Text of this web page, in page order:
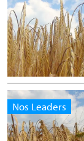
Nos Leaders